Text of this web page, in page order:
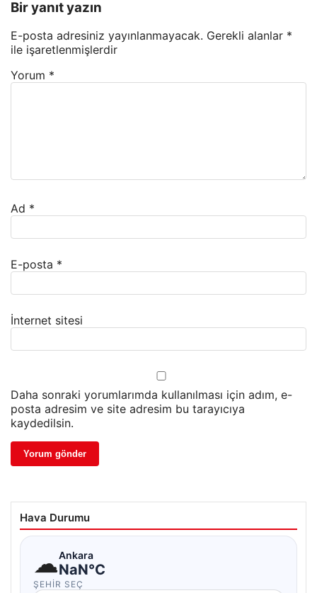
Bir yanıt yazın
E-posta adresiniz yayınlanmayacak. Gerekli alanlar *
ile işaretlenmişlerdir
Yorum *
Ad *
E-posta *
İnternet sitesi
Daha sonraki yorumlarımda kullanılması için adım, e-
posta adresim ve site adresim bu tarayıcıya
kaydedilsin.
Hava Durumu
☁Ankara
NaN°C
ŞEHIR SEÇ